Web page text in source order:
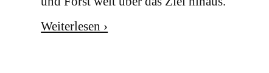
Weiterlesen ›